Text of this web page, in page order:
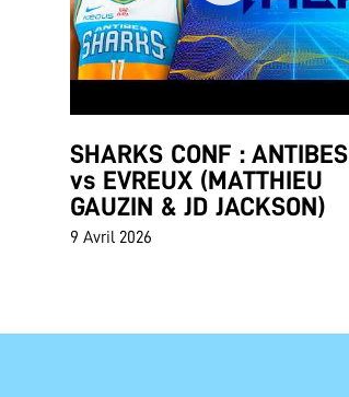
SHARKS CONF : ANTIBES
vs EVREUX (MATTHIEU
GAUZIN & JD JACKSON)
9 Avril 2026